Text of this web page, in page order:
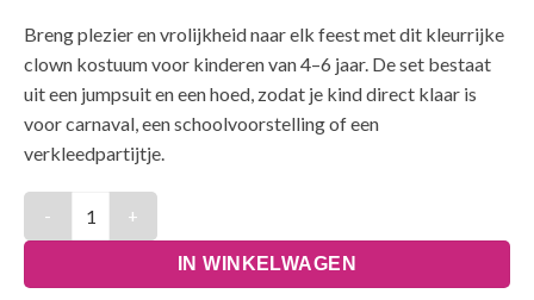
Breng plezier en vrolijkheid naar elk feest met dit kleurrijke
clown kostuum voor kinderen van 4–6 jaar. De set bestaat
uit een jumpsuit en een hoed, zodat je kind direct klaar is
voor carnaval, een schoolvoorstelling of een
verkleedpartijtje.
IN WINKELWAGEN